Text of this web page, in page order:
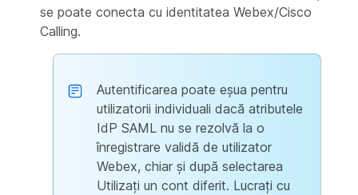
se poate conecta cu identitatea Webex/Cisco
Calling.
Autentificarea poate eșua pentru
utilizatorii individuali dacă atributele
IdP SAML nu se rezolvă la o
înregistrare validă de utilizator
Webex, chiar și după selectarea
Utilizați un cont diferit. Lucrați cu